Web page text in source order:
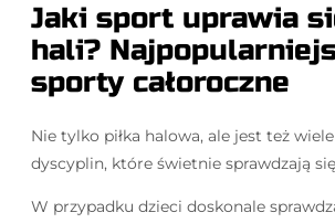
Jaki sport uprawia
hali?
sporty całoroczne
Nie tylko piłka halowa, ale jest też
dyscyplin, które świetnie sprawdzają
W przypadku dzieci doskonale